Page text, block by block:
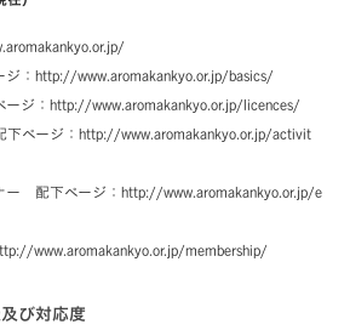
：http://www.aromakankyo.or.jp/basics/
ジ：http://www.aromakankyo.or.jp/licences/
ページ：http://www.aromakankyo.or.jp/activit
ー 配下ページ：http://www.aromakankyo.or.jp/e
www.aromakankyo.or.jp/membership/
び対応度